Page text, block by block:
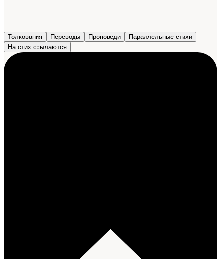
Толкования Переводы Проповеди
Параллельные стихи
На стих ссылаются